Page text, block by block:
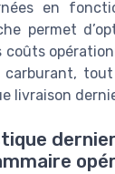
en
permet
coûts
carburant,
livraison